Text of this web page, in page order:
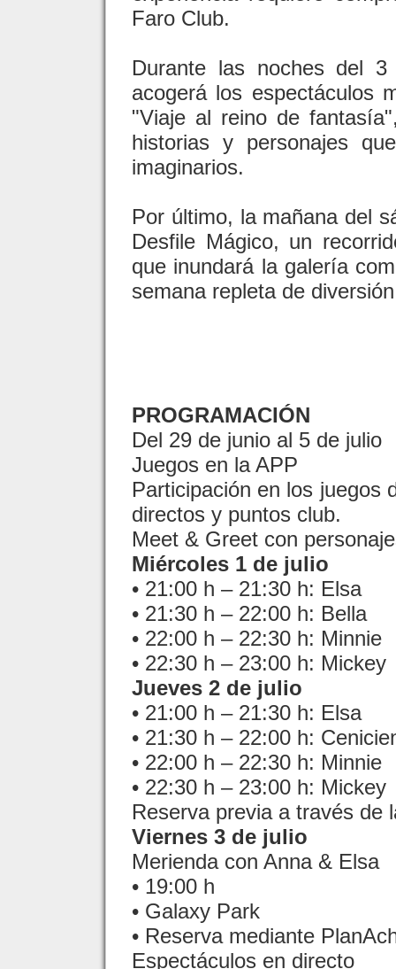
Faro Club.
Durante las noches del
acogerá los espectáculos
"Viaje al reino de
historias y personajes
imaginarios.
Por último, la mañana del
Desfile Mágico, un
que inundará la galería
semana repleta de
PROGRAMACIÓN
Del 29 de junio al 5 de julio
Juegos en la APP
Participación en los juegos
directos y puntos club.
Meet & Greet con
Miércoles 1 de julio
• 21:00 h – 21:30 h: Elsa
• 21:30 h – 22:00 h: Bella
• 22:00 h – 22:30 h: Minnie
• 22:30 h – 23:00 h: Mickey
Jueves 2 de julio
• 21:00 h – 21:30 h: Elsa
• 21:30 h – 22:00 h:
• 22:00 h – 22:30 h: Minnie
• 22:30 h – 23:00 h: Mickey
Reserva previa a través de
Viernes 3 de julio
Merienda con Anna & Elsa
• 19:00 h
• Galaxy Park
• Reserva mediante
Espectáculos en directo